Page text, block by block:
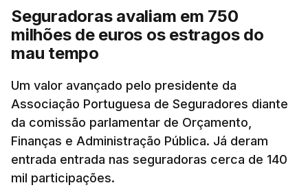
Seguradoras avaliam em 750
milhões de euros os estragos do
mau tempo
Um valor avançado pelo presidente da
Associação Portuguesa de Seguradores diante
da comissão parlamentar de Orçamento,
Finanças e Administração Pública. Já deram
entrada entrada nas seguradoras cerca de 140
mil participações.